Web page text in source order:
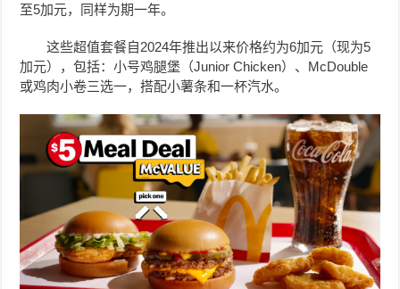
至5加元，同样为期一年。
这些超值套餐自2024年推出以来价格约为6加元（现为5
加元），包括：小号鸡腿堡（Junior Chicken）、McDouble
或鸡肉小卷三选一，搭配小薯条和一杯汽水。